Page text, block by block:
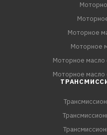
Моторное
Моторное
Моторное масло
Моторное масло